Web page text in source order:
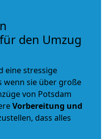
den Umzug
eine stressige
wenn sie über große
von Potsdam
Vorbereitung und
dass alles